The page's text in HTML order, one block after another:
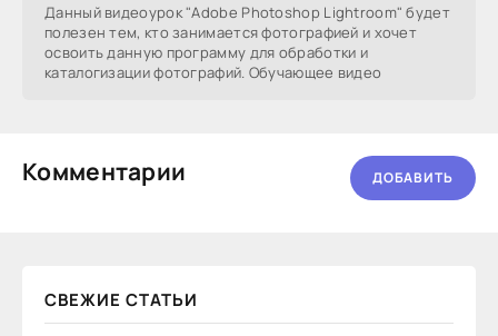
Данный видеоурок "Adobe Photoshop Lightroom" будет
полезен тем, кто занимается фотографией и хочет
освоить данную программу для обработки и
каталогизации фотографий. Обучающее видео
Комментарии ДОБАВИТЬ
СВЕЖИЕ СТАТЬИ